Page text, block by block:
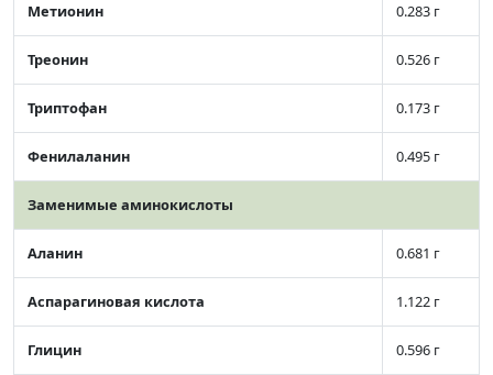
Метионин 0.283 г
Треонин 0.526 г
Триптофан 0.173 г
Фенилаланин 0.495 г
Заменимые аминокислоты
Аланин 0.681 г
Аспарагиновая кислота 1.122 г
Глицин 0.596 г